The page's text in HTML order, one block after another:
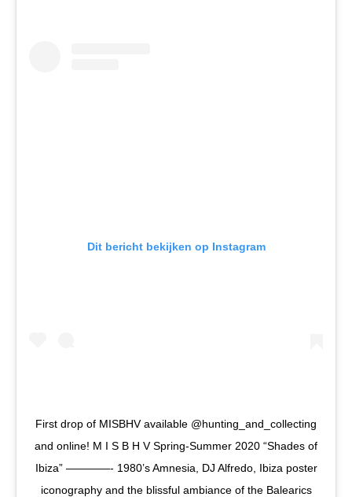
Dit bericht bekijken op Instagram
First drop of MISBHV available @hunting_and_collecting
and online! M I S B H V Spring-Summer 2020 “Shades of
Ibiza” ————- 1980’s Amnesia, DJ Alfredo, Ibiza poster
iconography and the blissful ambiance of the Balearics